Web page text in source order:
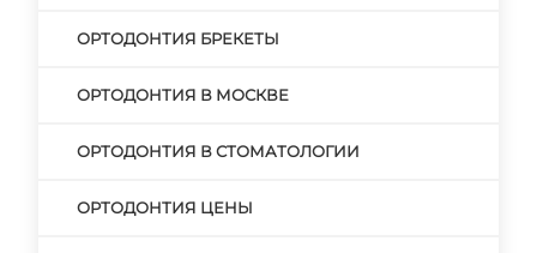
ОРТОДОНТИЯ БРЕКЕТЫ
ОРТОДОНТИЯ В МОСКВЕ
ОРТОДОНТИЯ В СТОМАТОЛОГИИ
ОРТОДОНТИЯ ЦЕНЫ